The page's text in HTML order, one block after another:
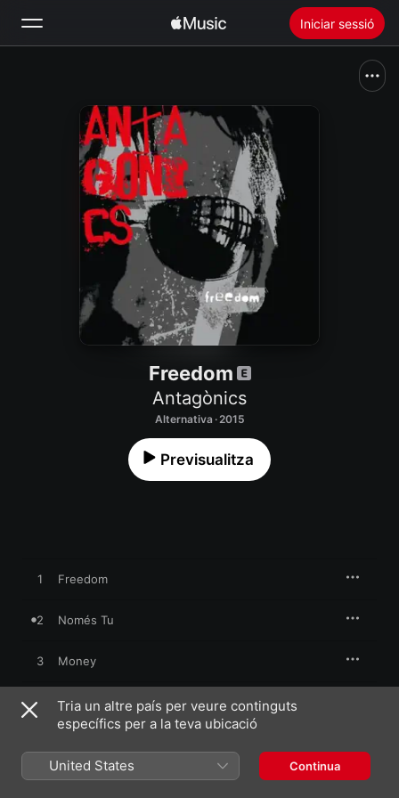
Iniciar sessió
Novetats
Instal·lar l’Apple Music
Freedom
Antagònics
Alternativa · 2015
Previsualitza
1 Freedom
2 Només Tu
3 Money
4 Game Over
6 Home De Palla
Tria un altre país per veure continguts
específics per a la teva ubicació
United States Continua